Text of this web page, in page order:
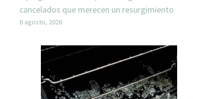
cancelados que merecen un resurgimiento
8 agosto, 2026